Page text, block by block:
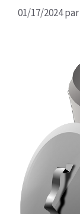
01/17/2024par